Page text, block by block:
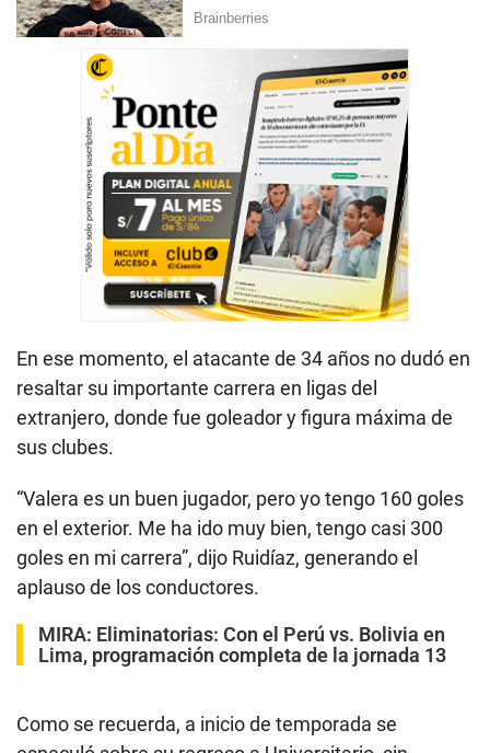
En ese momento, el atacante de 34 años no dudó en
resaltar su importante carrera en ligas del
extranjero, donde fue goleador y figura máxima de
sus clubes.
“Valera es un buen jugador, pero yo tengo 160 goles
en el exterior. Me ha ido muy bien, tengo casi 300
goles en mi carrera”, dijo Ruidíaz, generando el
aplauso de los conductores.
MIRA: Eliminatorias: Con el Perú vs. Bolivia en
Lima, programación completa de la jornada 13
Como se recuerda, a inicio de temporada se